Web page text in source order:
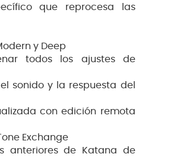
que reprocesa las
y Deep
todos los ajustes de
sonido y la respuesta del
con edición remota
Exchange
anteriores de Katana de